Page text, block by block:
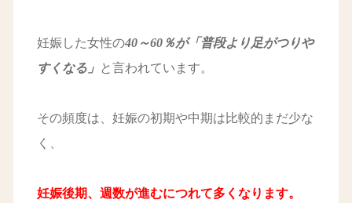
妊娠した女性の40～60％が「普段より足がつりや
すくなる」 と言われています。
その頻度は、妊娠の初期や中期は比較的まだ少な
く、
妊娠後期、週数が進むにつれて多くなります。